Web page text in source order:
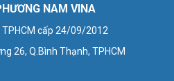
NAM VINA
TPHCM cấp 24/09/2012
26, Q.Bình Thạnh, TPHCM